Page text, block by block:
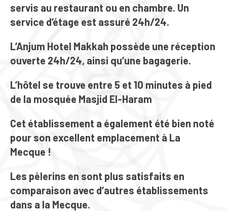
servis au restaurant ou en chambre. Un
service d’étage est assuré 24h/24.
L’Anjum Hotel Makkah possède une réception
ouverte 24h/24, ainsi qu’une bagagerie.
L’hôtel se trouve entre 5 et 10 minutes à pied
de la mosquée Masjid El-Haram
Cet établissement a également été bien noté
pour son excellent emplacement à La
Mecque !
Les pèlerins en sont plus satisfaits en
comparaison avec d’autres établissements
dans a la Mecque.